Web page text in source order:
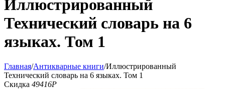
Иллюстрированный
Технический словарь на 6
языках. Том 1
Главная/Антикварные книги/Иллюстрированный
Технический словарь на 6 языках. Том 1
Скидка 49416Р